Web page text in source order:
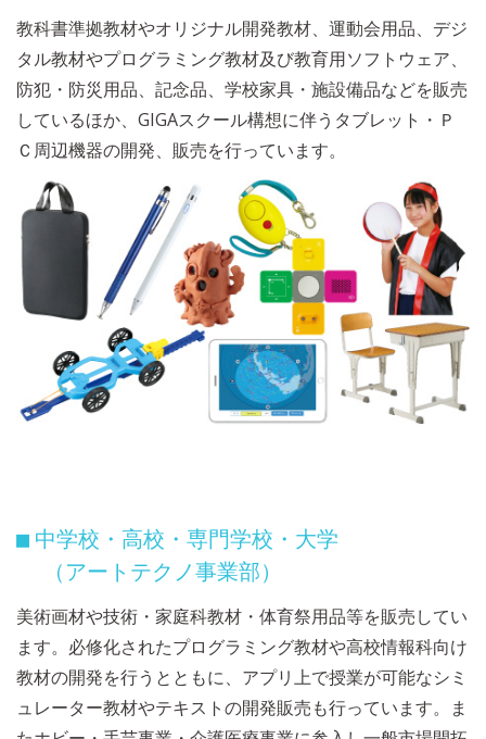
教科書準拠教材やオリジナル開発教材、運動会用品、デジ
タル教材やプログラミング教材及び教育用ソフトウェア、
防犯・防災用品、記念品、学校家具・施設備品などを販売
しているほか、GIGAスクール構想に伴うタブレット・Ｐ
Ｃ周辺機器の開発、販売を行っています。
■ 中学校・高校・専門学校・大学
（アートテクノ事業部）
美術画材や技術・家庭科教材・体育祭用品等を販売してい
ます。必修化されたプログラミング教材や高校情報科向け
教材の開発を行うとともに、アプリ上で授業が可能なシミ
ュレーター教材やテキストの開発販売も行っています。ま